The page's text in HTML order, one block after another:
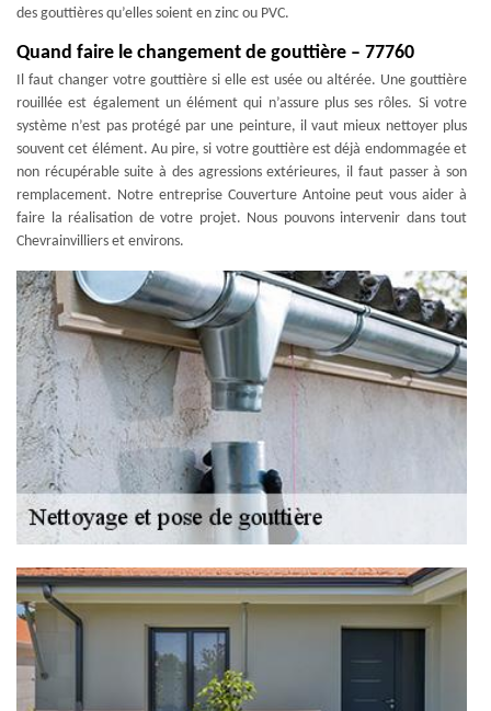
des gouttières qu’elles soient en zinc ou PVC.
Quand faire le changement de gouttière – 77760
Il faut changer votre gouttière si elle est usée ou altérée. Une gouttière
rouillée est également un élément qui n’assure plus ses rôles. Si votre
système n’est pas protégé par une peinture, il vaut mieux nettoyer plus
souvent cet élément. Au pire, si votre gouttière est déjà endommagée et
non récupérable suite à des agressions extérieures, il faut passer à son
remplacement. Notre entreprise Couverture Antoine peut vous aider à
faire la réalisation de votre projet. Nous pouvons intervenir dans tout
Chevrainvilliers et environs.